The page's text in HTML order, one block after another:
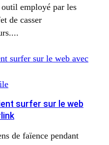
employé par les
de casser
surfer sur le web
de faïence pendant